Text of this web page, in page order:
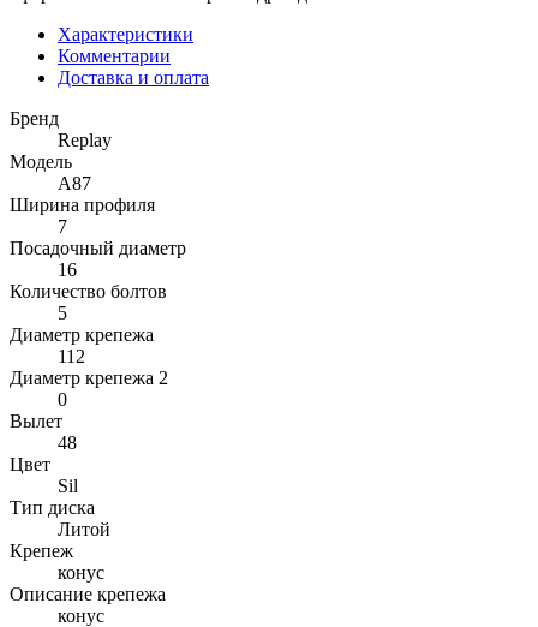
Характеристики
Комментарии
Доставка и оплата
Бренд
Replay
Модель
A87
Ширина профиля
7
Посадочный диаметр
16
Количество болтов
5
Диаметр крепежа
112
Диаметр крепежа 2
0
Вылет
48
Цвет
Sil
Тип диска
Литой
Крепеж
конус
Описание крепежа
конус